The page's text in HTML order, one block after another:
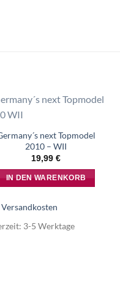
next Topmodel
2010 – WII
19,99 €
IN DEN WARENKORB
Versandkosten
3-5 Werktage